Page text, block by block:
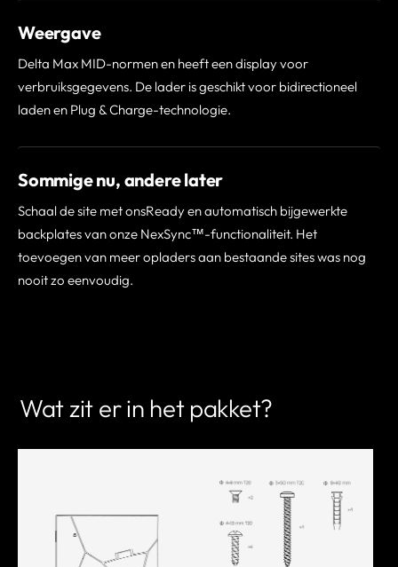
Weergave
Delta Max MID-normen en heeft een display voor
verbruiksgegevens. De lader is geschikt voor bidirectioneel
laden en Plug & Charge-technologie.
Sommige nu, andere later
Schaal de site met onsReady en automatisch bijgewerkte
backplates van onze NexSync™-functionaliteit. Het
toevoegen van meer opladers aan bestaande sites was nog
nooit zo eenvoudig.
Wat zit er in het pakket?